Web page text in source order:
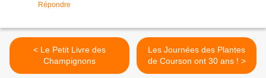
Répondre
< Le Petit Livre des
Champignons
Les Journées des Plantes
de Courson ont 30 ans ! >